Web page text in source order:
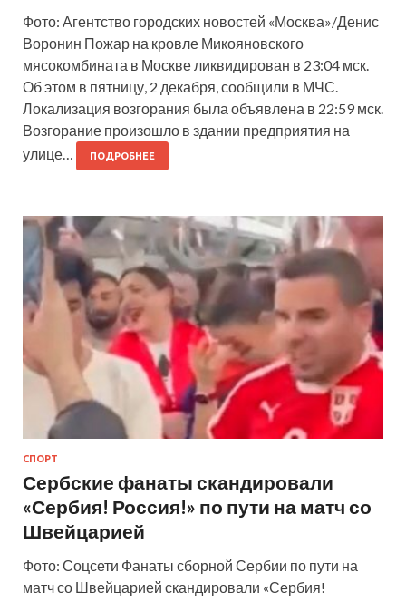
Фото: Агентство городских новостей «Москва»/Денис
Воронин Пожар на кровле Микояновского
мясокомбината в Москве ликвидирован в 23:04 мск.
Об этом в пятницу, 2 декабря, сообщили в МЧС.
Локализация возгорания была объявлена в 22:59 мск.
Возгорание произошло в здании предприятия на
улице…
ПОДРОБНЕЕ
СПОРТ
Сербские фанаты скандировали
«Сербия! Россия!» по пути на матч со
Швейцарией
Фото: Соцсети Фанаты сборной Сербии по пути на
матч со Швейцарией скандировали «Сербия!